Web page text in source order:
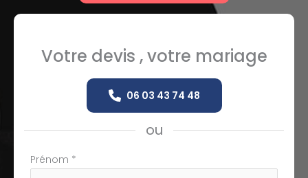
Votre devis , votre mariage
06 03 43 74 48
ou
Formulaire
Prénom *